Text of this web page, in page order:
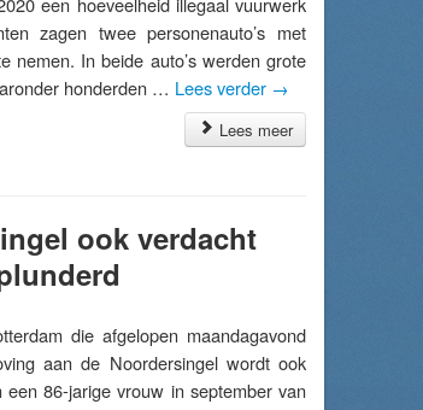
zagen twee personenauto’s met
nemen. In beide auto’s werden grote
honderden … Lees verder →
Lees meer
ook verdacht
die afgelopen maandagavond
aan de Noordersingel wordt ook
86-jarige vrouw in september van